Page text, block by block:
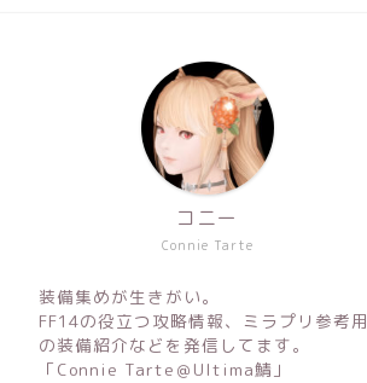
Connie Tarte
コニー
装備集めが生きがい。
FF14の役立つ攻略情報、ミラプリ参考用
の装備紹介などを発信してます。
「Connie Tarte＠Ultima鯖」